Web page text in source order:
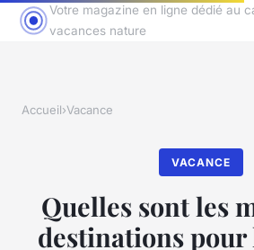
Votre magazine en ligne dédié au
vacances nature
Accueil›Vacance
VACANCE
Quelles sont les
destinations pour